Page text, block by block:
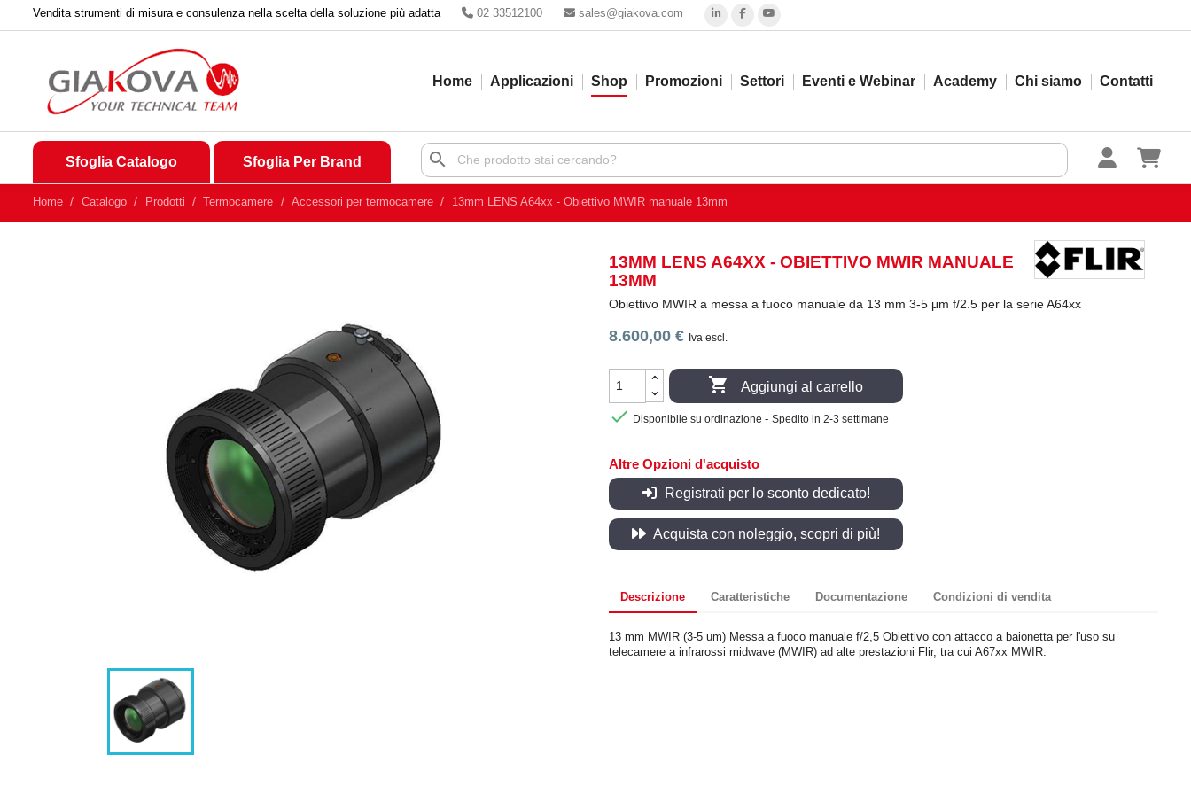
Vendita strumenti di misura e consulenza nella scelta della soluzione più adatta 02 33512100 sales@giakova.com
Home Applicazioni Shop Promozioni Settori Eventi e Webinar Academy Chi siamo Contatti
Sfoglia Catalogo Sfoglia Per Brand search
Home Catalogo Prodotti Termocamere Accessori per termocamere 13mm LENS A64xx - Obiettivo MWIR manuale 13mm
13MM LENS A64XX - OBIETTIVO MWIR MANUALE
13MM
Obiettivo MWIR a messa a fuoco manuale da 13 mm 3-5 μm f/2.5 per la serie A64xx
8.600,00 € Iva escl.
 Aggiungi al carrello
 Disponibile su ordinazione - Spedito in 2-3 settimane
Altre Opzioni d'acquisto
Registrati per lo sconto dedicato!
Acquista con noleggio, scopri di più!
Descrizione Caratteristiche Documentazione Condizioni di vendita
13 mm MWIR (3-5 um) Messa a fuoco manuale f/2,5 Obiettivo con attacco a baionetta per l'uso su
telecamere a infrarossi midwave (MWIR) ad alte prestazioni Flir, tra cui A67xx MWIR.